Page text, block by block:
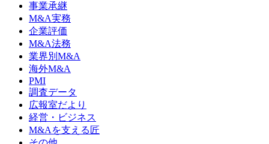
事業承継
M&A実務
企業評価
M&A法務
業界別M&A
海外M&A
PMI
調査データ
広報室だより
経営・ビジネス
M&Aを支える匠